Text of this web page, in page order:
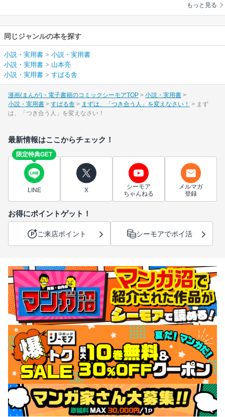
もっと見る
同じジャンルの本を探す
小説・実用書 > 小説・実用書
小説・実用書 > 山本亮
小説・実用書 > すばる舎
漫画(まんが)・電子書籍のコミックシーモアTOP
小説・実用書
小説・実用書
すばる舎 まずは、「つき合う人」を変えなさい！
まず
は、「つき合う人」を変えなさい！
最新情報はここからチェック！
限定特典GET
LINE X
シーモア
ちゃんねる
メルマガ
登録
お得にポイントゲット！
ご来店ポイント シーモアでポイ活